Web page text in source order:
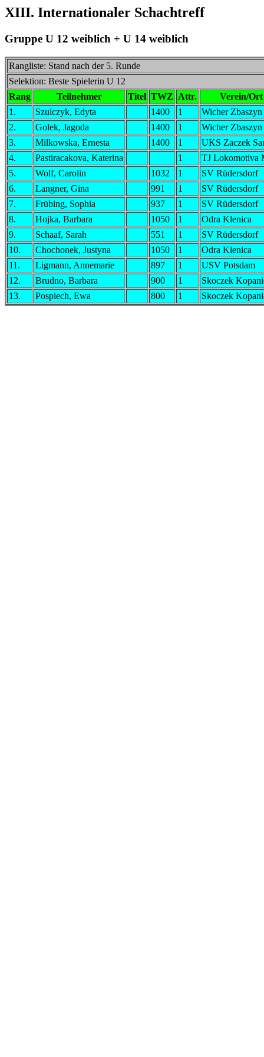
XIII. Internationaler Schachtreff
Gruppe U 12 weiblich + U 14 weiblich
Rangliste: Stand nach der 5. Runde
Selektion: Beste Spielerin U 12
Rang
Teilnehmer Titel TWZ Attr.
Verein/Ort
1.
Szulczyk, Edyta 1400 1
Wicher Zbaszyn
2.
Golek, Jagoda 1400 1
Wicher Zbaszyn
3.
Milkowska, Ernesta 1400 1
UKS Zaczek
4.
Pastiracakova, Katerina 1
TJ Lokomotiva
5.
Wolf, Carolin 1032 1
SV Rüdersdorf
6.
Langner, Gina 991 1
SV Rüdersdorf
7.
Frübing, Sophia 937 1
SV Rüdersdorf
8.
Hojka, Barbara 1050 1
Odra Klenica
9.
Schaaf, Sarah 551 1
SV Rüdersdorf
10.
Chochonek, Justyna 1050 1
Odra Klenica
11.
Ligmann, Annemarie 897 1
USV Potsdam
12.
Brudno, Barbara 900 1
Skoczek
13.
Pospiech, Ewa 800 1 Skoczek